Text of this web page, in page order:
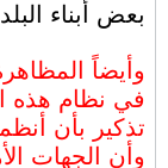
بعض أبناء
وأيضاً
في نظام هذه
تذكير بأن
وأن الجهات